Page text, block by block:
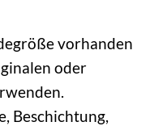
vorhanden
oder
Beschichtung,